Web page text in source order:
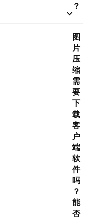
？
图
片
压
缩
需
要
下
载
客
户
端
软
件
吗
？
能
否